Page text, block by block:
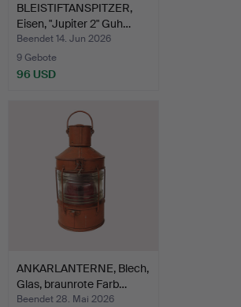
BLEISTIFTANSPITZER,
Eisen, "Jupiter 2" Guh…
Beendet 14. Jun 2026
9 Gebote
96 USD
ANKARLANTERNE, Blech,
Glas, braunrote Farb…
Beendet 28. Mai 2026